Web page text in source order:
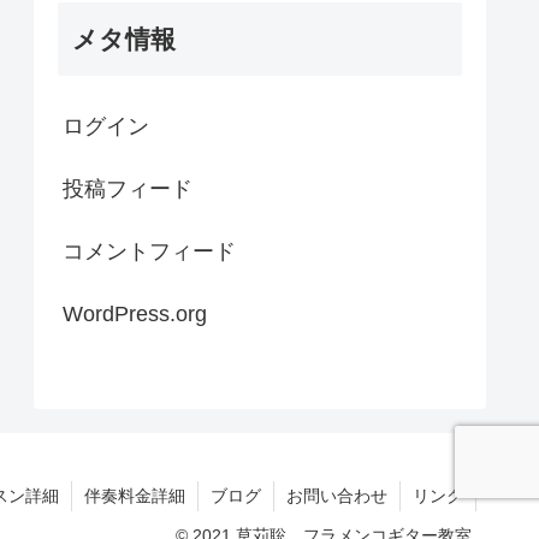
メタ情報
ログイン
投稿フィード
コメントフィード
WordPress.org
ン詳細 伴奏料金詳細 ブログ お問い合わせ リンク
© 2021 草苅聡 フラメンコギター教室.